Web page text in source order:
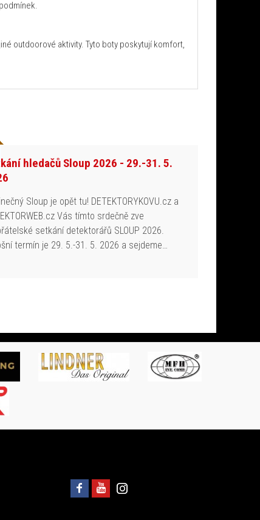
outdoorové aktivity. Tyto boty poskytují komfort,
hledačů Sloup 2026 - 29.-31. 5.
Sloup je opět tu! DETEKTORYKOVU.cz a
Vás tímto srdečně zve
setkání detektorářů SLOUP 2026.
termín je 29. 5.-31. 5. 2026 a sejdeme…